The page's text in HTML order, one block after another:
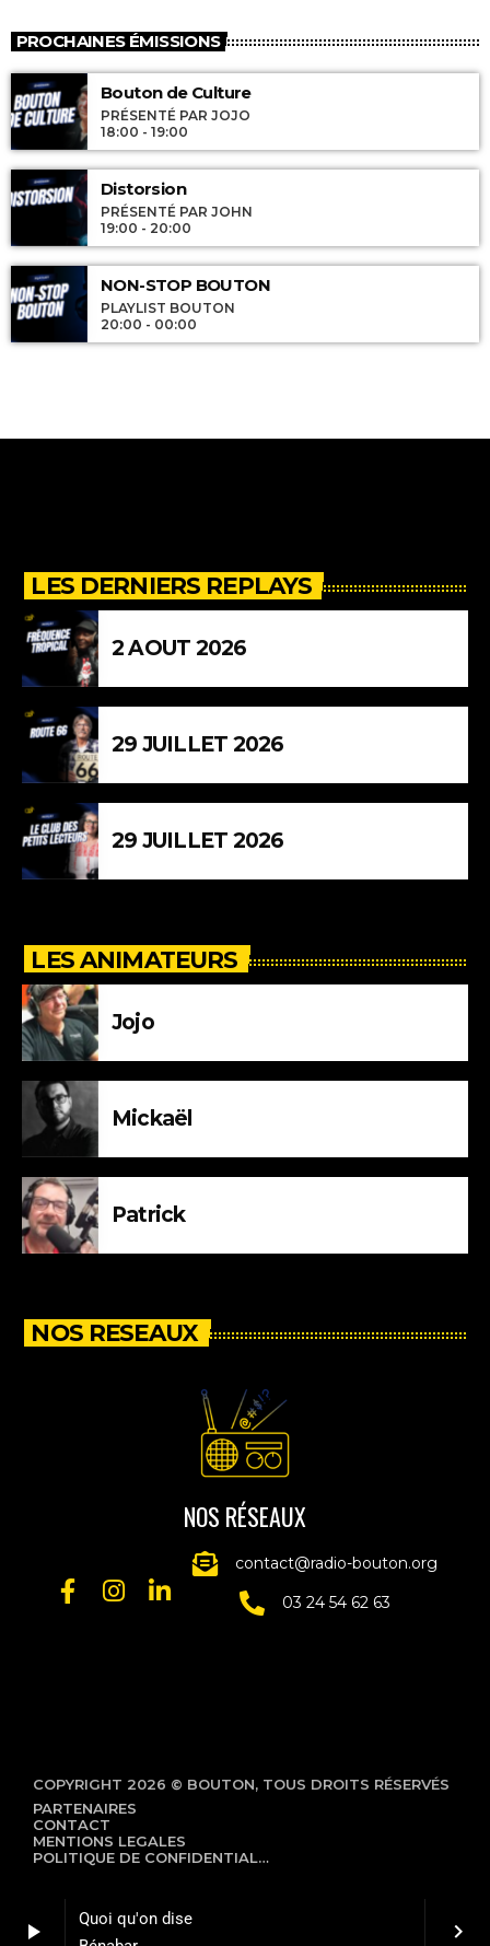
play_arrow
Quoi qu'on dise
keyboard_arrow_right
PROCHAINES ÉMISSIONS
Bouton de Culture
PRÉSENTÉ PAR JOJO
18:00 - 19:00
Distorsion
PRÉSENTÉ PAR JOHN
19:00 - 20:00
NON-STOP BOUTON
PLAYLIST BOUTON
20:00 - 00:00
LES DERNIERS REPLAYS
2 AOUT 2026
29 JUILLET 2026
29 JUILLET 2026
LES ANIMATEURS
Jojo
Mickaël
Patrick
NOS RESEAUX
NOS RÉSEAUX
contact@radio-bouton.org
03 24 54 62 63
COPYRIGHT 2026 © BOUTON, TOUS DROITS RÉSERVÉS
PARTENAIRES
CONTACT
MENTIONS LEGALES
POLITIQUE DE CONFIDENTIALITÉ